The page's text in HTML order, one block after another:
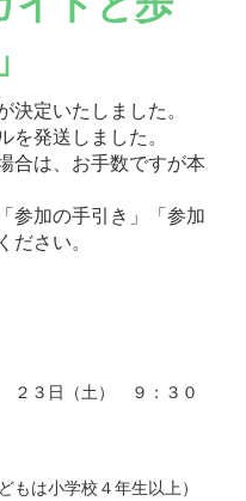
定いたしました。
発送しました。
合は、お手数ですが本
参加の手引き」「参加
さい。
日（土） ９：３０
小学校４年生以上）